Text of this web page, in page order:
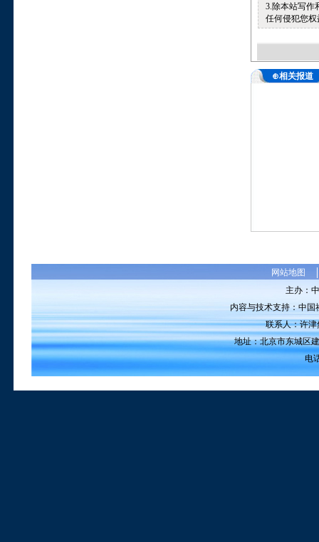
3.除本站写作
任何侵犯您
⊕相关报道
网站地图
主办：
内容与技术支持：中
联系人：许津
地址：北京市东城区
电